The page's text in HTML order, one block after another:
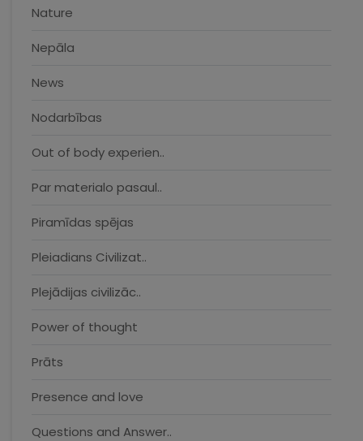
Nature
Nepāla
News
Nodarbības
Out of body experien..
Par materialo pasaul..
Piramīdas spējas
Pleiadians Civilizat..
Plejādijas civilizāc..
Power of thought
Prāts
Presence and love
Questions and Answer..